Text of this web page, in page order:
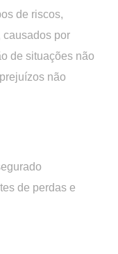
de riscos,
causados por
de situações não
não
de perdas e